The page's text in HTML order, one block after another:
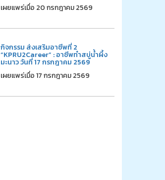
เผยแพร่เมื่อ 20 กรกฎาคม 2569
กิจกรรม ส่งเสริมอาชีพที่ 2
“KPRU2Career” : อาชีพทำสบู่น้ำผึ้ง
มะนาว วันที่ 17 กรกฎาคม 2569
เผยแพร่เมื่อ 17 กรกฎาคม 2569